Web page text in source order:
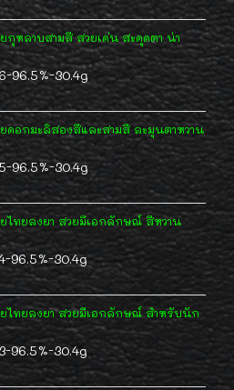
กุหลาบสามสี สวยเด่น สะดุดตา น่า
96.5%-30.4g
ดอกมะลิสองสีและสามสี ละมุนตาหวาน
96.5%-30.4g
ยไทยลงยา สวยมีเอกลักษณ์ สีหวาน
96.5%-30.4g
ยไทยลงยา สวยมีเอกลักษณ์ สำหรับนัก
96.5%-30.4g